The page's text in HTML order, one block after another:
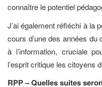
connaître le potentiel
J’ai également réfléchi à la
cours d’une des années du
à l’information, cruciale
l’esprit critique les citoyens
RPP – Quelles suites